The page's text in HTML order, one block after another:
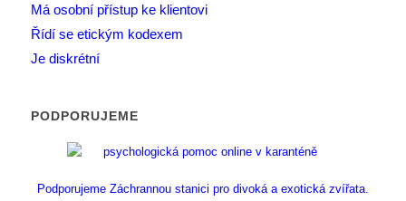
Má osobní přístup ke klientovi
Řídí se etickým kodexem
Je diskrétní
PODPORUJEME
Podporujeme Záchrannou stanici pro divoká a exotická zvířata.